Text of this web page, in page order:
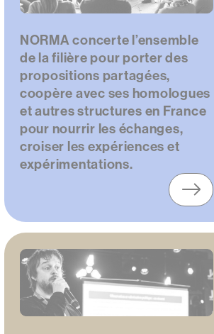
NORMA concerte l’ensemble
de la filière pour porter des
propositions partagées,
coopère avec ses homologues
et autres structures en France
pour nourrir les échanges,
croiser les expériences et
expérimentations.